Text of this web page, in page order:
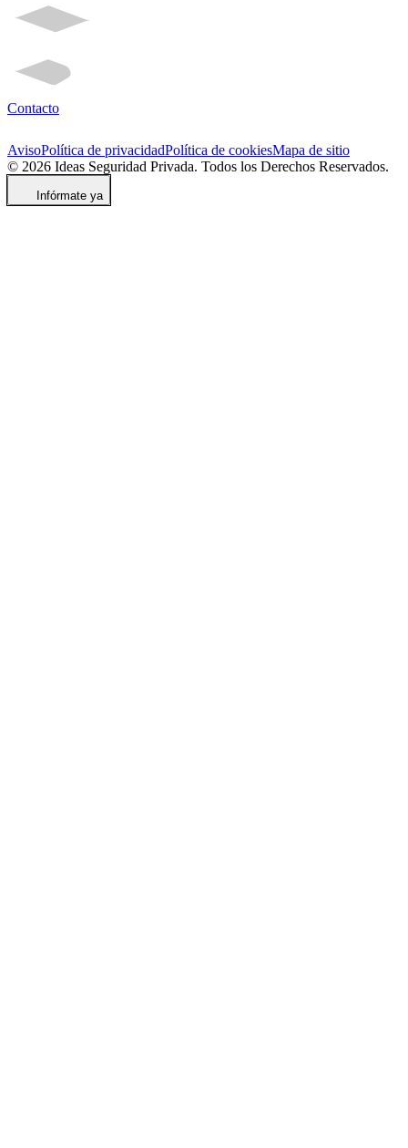
Contacto
AvisoPolítica de privacidadPolítica de cookiesMapa de sitio
© 2026 Ideas Seguridad Privada. Todos los Derechos Reservados.
Infórmate ya